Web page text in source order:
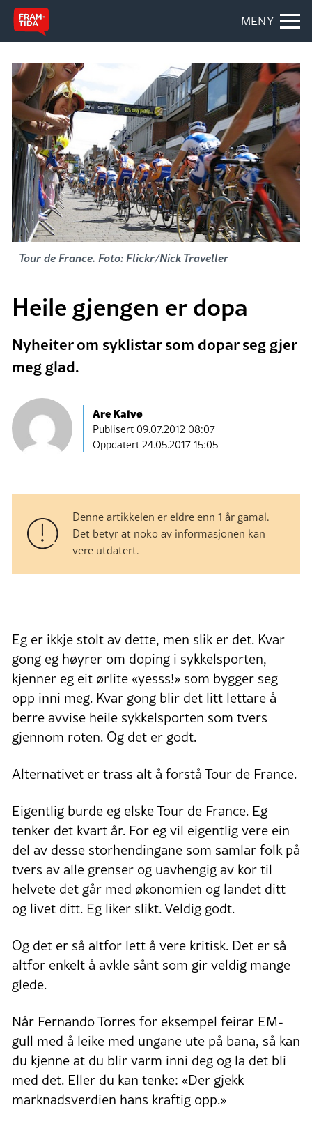
MENY
Tour de France. Foto: Flickr/Nick Traveller
Heile gjengen er dopa
Nyheiter om syklistar som dopar seg gjer
meg glad.
Are Kalvø
Publisert09.07.2012 08:07
Oppdatert 24.05.2017 15:05
Denne artikkelen er eldre enn 1 år gamal.
Det betyr at noko av informasjonen kan
vere utdatert.
Eg er ikkje stolt av dette, men slik er det. Kvar
gong eg høyrer om doping i sykkelsporten,
kjenner eg eit ørlite «yesss!» som bygger seg
opp inni meg. Kvar gong blir det litt lettare å
berre avvise heile sykkelsporten som tvers
gjennom roten. Og det er godt.
Alternativet er trass alt å forstå Tour de France.
Eigentlig burde eg elske Tour de France. Eg
tenker det kvart år. For eg vil eigentlig vere ein
del av desse storhendingane som samlar folk på
tvers av alle grenser og uavhengig av kor til
helvete det går med økonomien og landet ditt
og livet ditt. Eg liker slikt. Veldig godt.
Og det er så altfor lett å vere kritisk. Det er så
altfor enkelt å avkle sånt som gir veldig mange
glede.
Når Fernando Torres for eksempel feirar EM-
gull med å leike med ungane ute på bana, så kan
du kjenne at du blir varm inni deg og la det bli
med det. Eller du kan tenke: «Der gjekk
marknadsverdien hans kraftig opp.»